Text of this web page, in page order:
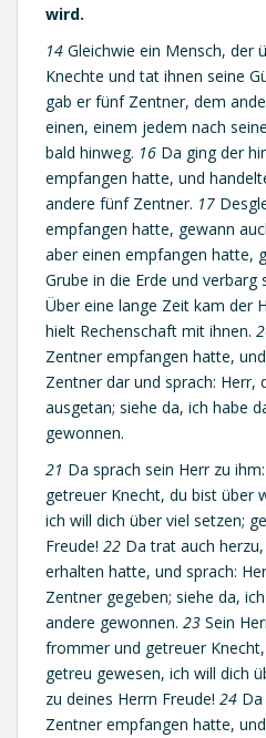
wird.
14 Gleichwie ein Mensch, der
Knechte und tat ihnen seine
gab er fünf Zentner, dem
einen, einem jedem nach
bald hinweg. 16 Da ging der
empfangen hatte, und
andere fünf Zentner. 17
empfangen hatte, gewann
aber einen empfangen hatte,
Grube in die Erde und verbarg
Über eine lange Zeit kam der
hielt Rechenschaft mit ihnen.
Zentner empfangen hatte,
Zentner dar und sprach:
ausgetan; siehe da, ich habe
gewonnen.
21 Da sprach sein Herr zu
getreuer Knecht, du bist über
ich will dich über viel setzen;
Freude! 22 Da trat auch
erhalten hatte, und sprach:
Zentner gegeben; siehe da,
andere gewonnen. 23 Sein
frommer und getreuer
getreu gewesen, ich will dich
zu deines Herrn Freude! 24
Zentner empfangen hatte,